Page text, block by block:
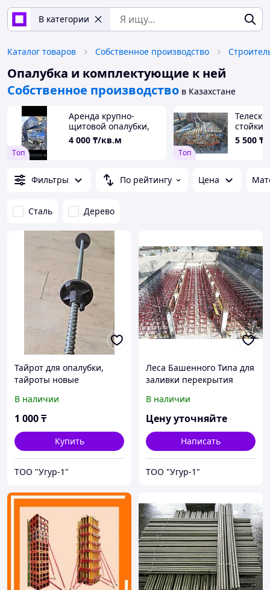
В категории
Каталог товаров Собственное производство
Опалубка и комплектующие к ней
Собственное производство в Казахстане
Tоп
Аренда крупно-
щитовой опалубки,
высотой 3 м
4 000 ₸/кв.м
Tоп
стойки
3.7
5 500 ₸
Фильтры По рейтингу Цена
Сталь Дерево
Тайрот для опалубки,
тайроты новые
В наличии
1 000₸
Купить
ТОО "Угур-1"
Леса Башенного Типа для
заливки перекрытия
В наличии
Цену уточняйте
Написать
ТОО "Угур-1"